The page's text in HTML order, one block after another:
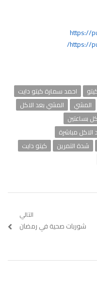
https://
https://
احمد سمارة كيتو دايت
المشي
المشي بعد الاكل
بساعتين
مباشرة
شدة التمرين
كيتو دايت
التالي
Next
شوربات صحية في رمضان